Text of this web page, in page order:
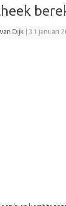
Dijk 31 januari